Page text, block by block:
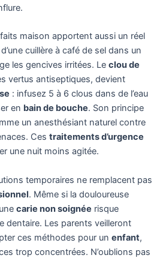
maison apportent aussi un réel
cuillère à café de sel dans un
les gencives irritées. Le clou de
vertus antiseptiques, devient
: infusez 5 à 6 clous dans de l’eau
en bain de bouche. Son principe
un anesthésiant naturel contre
Ces traitements d’urgence
une nuit moins agitée.
temporaires ne remplacent pas
. Même si la douloureuse
carie non soignée risque
dentaire. Les parents veilleront
ces méthodes pour un enfant,
trop concentrées. N’oublions pas